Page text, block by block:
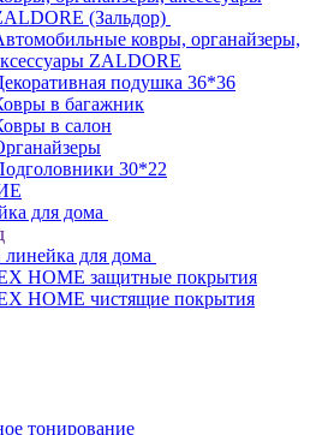
(Зальдор)
ковры, органайзеры,
ZALDORE
подушка 36*36
в багажник
в салон
30*22
для дома
для дома
HOME защитные покрытия
HOME чистящие покрытия
тонирование